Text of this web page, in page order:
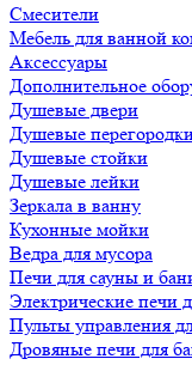
Смесители
Мебель для ванной
Аксессуары
Дополнительное
Душевые двери
Душевые
Душевые стойки
Душевые лейки
Зеркала в ванну
Кухонные мойки
Ведра для мусора
Печи для сауны и
Электрические печи
Пульты управления
Дровяные печи для